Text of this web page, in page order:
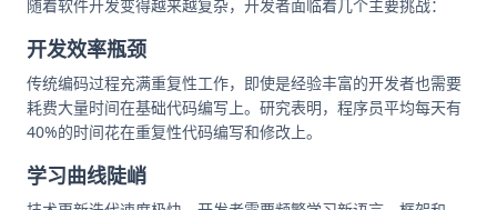
随着软件开发变得越来越复杂，开发者面临着几个主要挑战：
开发效率瓶颈
传统编码过程充满重复性工作，即使是经验丰富的开发者也需要
耗费大量时间在基础代码编写上。研究表明，程序员平均每天有
40%的时间花在重复性代码编写和修改上。
学习曲线陡峭